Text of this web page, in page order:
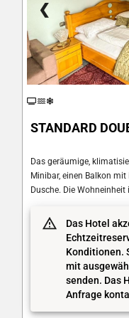
❮
STANDARD
Das geräumige,
Minibar, einen Balkon
Dusche. Die
Das Hotel
Konditionen.
mit
senden. Das
Anfrage